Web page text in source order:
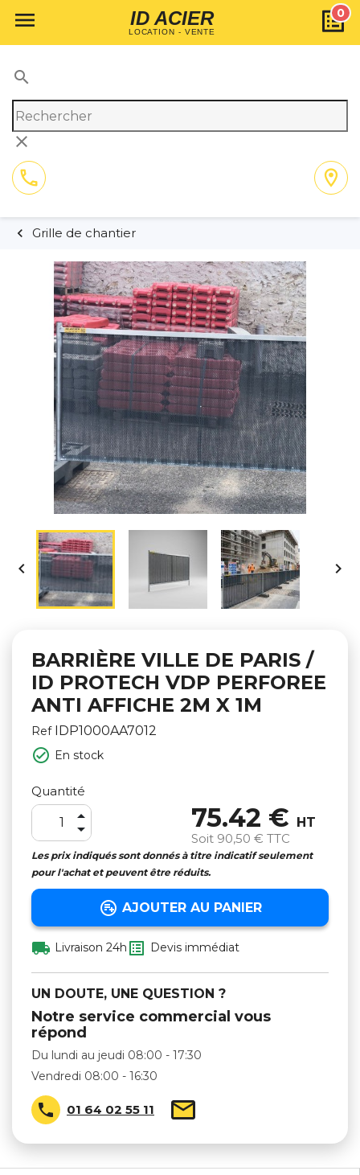
 ID ACIER
LOCATION - VENTE
0
search
clear
call location_on
Grille de chantier
 
BARRIÈRE VILLE DE PARIS /
ID PROTECH VDP PERFOREE
ANTI AFFICHE 2M X 1M
Ref IDP1000AA7012
 En stock
Quantité

 75.42 €
HT
Soit 90,50 € TTC
Les prix indiqués sont donnés à titre indicatif seulement
pour l'achat et peuvent être réduits.
 AJOUTER AU PANIER
 Livraison 24h  Devis immédiat
UN DOUTE, UNE QUESTION ?
Notre service commercial vous
répond
Du lundi au jeudi 08:00 - 17:30
Vendredi 08:00 - 16:30
 01 64 02 55 11